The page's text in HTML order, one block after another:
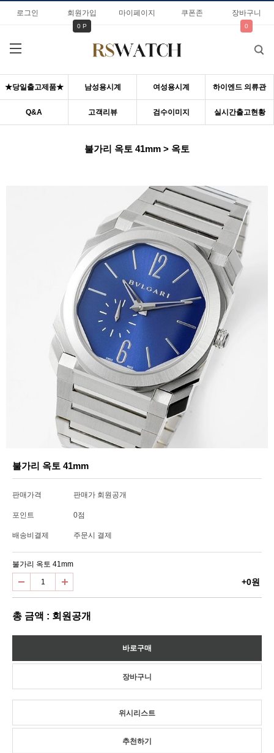
로그인 회원가입
0 P
마이페이지 쿠폰존 장바구니
0
★당일출고제품★ 남성용시계 여성용시계 하이엔드 의류관
Q&A 고객리뷰 검수이미지 실시간출고현황
불가리 옥토 41mm > 옥토
불가리 옥토 41mm
판매가격 판매가 회원공개
포인트 0점
배송비결제 주문시 결제
불가리 옥토 41mm
+0원
총 금액 : 회원공개
위시리스트
추천하기